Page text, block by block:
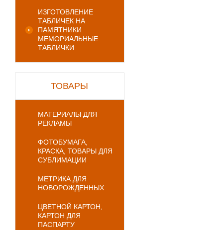
ИЗГОТОВЛЕНИЕ
ТАБЛИЧЕК НА
ПАМЯТНИКИ
МЕМОРИАЛЬНЫЕ
ТАБЛИЧКИ
ТОВАРЫ
МАТЕРИАЛЫ ДЛЯ
РЕКЛАМЫ
ФОТОБУМАГА,
КРАСКА, ТОВАРЫ ДЛЯ
СУБЛИМАЦИИ
МЕТРИКА ДЛЯ
НОВОРОЖДЕННЫХ
ЦВЕТНОЙ КАРТОН,
КАРТОН ДЛЯ
ПАСПАРТУ